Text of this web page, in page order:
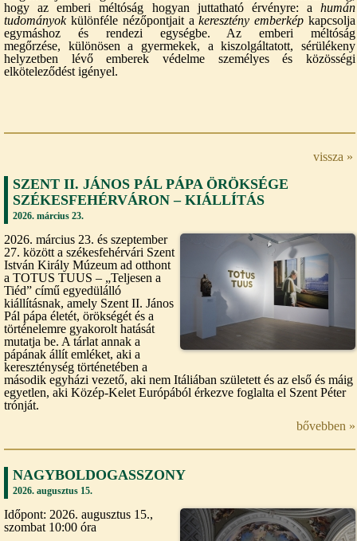
hogy az emberi méltóság hogyan juttatható érvényre: a humán
tudományokkülönféle nézőpontjait akeresztény emberkép kapcsolja
egymáshoz és rendezi egységbe. Az emberi méltóság
megőrzése, különösen a gyermekek, a kiszolgáltatott, sérülékeny
helyzetben lévő emberek védelme személyes és közösségi
elköteleződést igényel.
vissza »
SZENT II. JÁNOS PÁL PÁPA ÖRÖKSÉGE
SZÉKESFEHÉRVÁRON – KIÁLLÍTÁS
2026. március 23.
2026. március 23. és szeptember
27. között a székesfehérvári Szent
István Király Múzeum ad otthont
a TOTUS TUUS – „Teljesen a
Tiéd” című egyedülálló
kiállításnak, amely Szent II. János
Pál pápa életét, örökségét és a
történelemre gyakorolt hatását
mutatja be. A tárlat annak a
pápának állít emléket, aki a
kereszténység történetében a
második egyházi vezető, aki nem Itáliában született és az első és máig
egyetlen, aki Közép-Kelet Európából érkezve foglalta el Szent Péter
trónját.
bővebben »
NAGYBOLDOGASSZONY
2026. augusztus 15.
Időpont: 2026. augusztus 15.,
szombat 10:00 óra